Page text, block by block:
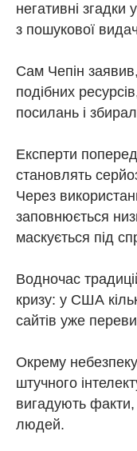
негативні згадки
з пошукової
Сам Чепін
подібних
посилань і
Експерти
становлять
Через
заповнюється
маскується під
Водночас
кризу: у США
сайтів уже
Окрему
штучного
вигадують факти,
людей.